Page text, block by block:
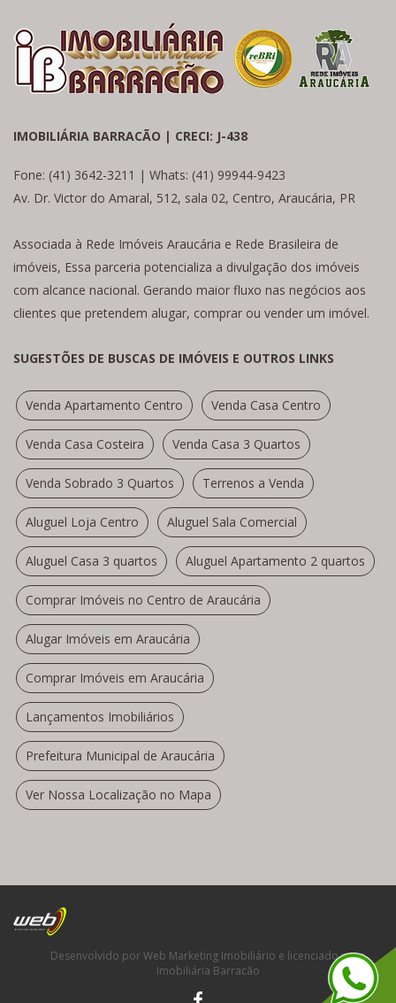
IMOBILIÁRIA BARRACÃO | CRECI: J-438
Fone: (41) 3642-3211 | Whats: (41) 99944-9423
Av. Dr. Victor do Amaral, 512, sala 02, Centro, Araucária, PR
Associada à Rede Imóveis Araucária e Rede Brasileira de
imóveis, Essa parceria potencializa a divulgação dos imóveis
com alcance nacional. Gerando maior fluxo nas negócios aos
clientes que pretendem alugar, comprar ou vender um imóvel.
SUGESTÕES DE BUSCAS DE IMÓVEIS E OUTROS LINKS
Venda Apartamento Centro Venda Casa Centro
Venda Casa Costeira Venda Casa 3 Quartos
Venda Sobrado 3 Quartos Terrenos a Venda
Aluguel Loja Centro Aluguel Sala Comercial
Aluguel Casa 3 quartos Aluguel Apartamento 2 quartos
Comprar Imóveis no Centro de Araucária
Alugar Imóveis em Araucária
Comprar Imóveis em Araucária
Lançamentos Imobiliários
Prefeitura Municipal de Araucária
Ver Nossa Localização no Mapa
Desenvolvido por Web Marketing Imobiliário e licenciado para
Imobiliária Barracão